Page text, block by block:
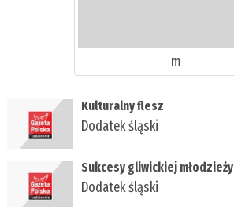
m
Kulturalny flesz
Dodatek śląski
Sukcesy gliwickiej młodzieży
Dodatek śląski